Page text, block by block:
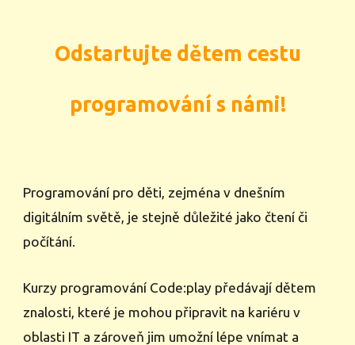
Odstartujte dětem cestu
programování s námi!
Programování pro děti, zejména v dnešním
digitálním světě, je stejně důležité jako čtení či
počítání.
Kurzy programování Code:play předávají dětem
znalosti, které je mohou připravit na kariéru v
oblasti IT a zároveň jim umožní lépe vnímat a